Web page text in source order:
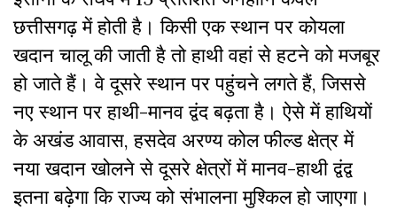
छत्तीसगढ़ में होती है। किसी एक स्थान पर कोयला
खदान चालू की जाती है तो हाथी वहां से हटने को मजबूर
हो जाते हैं। वे दूसरे स्थान पर पहुंचने लगते हैं, जिससे
नए स्थान पर हाथी-मानव द्वंद बढ़ता है। ऐसे में हाथियों
के अखंड आवास, हसदेव अरण्य कोल फील्ड क्षेत्र में
नया खदान खोलने से दूसरे क्षेत्रों में मानव-हाथी द्वंद्व
इतना बढ़ेगा कि राज्य को संभालना मुश्किल हो जाएगा।